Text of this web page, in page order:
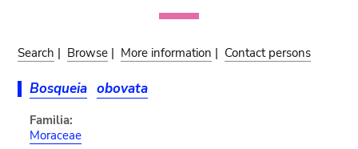
Search | Browse | More information | Contact persons
Bosqueia obovata
Familia:
Moraceae